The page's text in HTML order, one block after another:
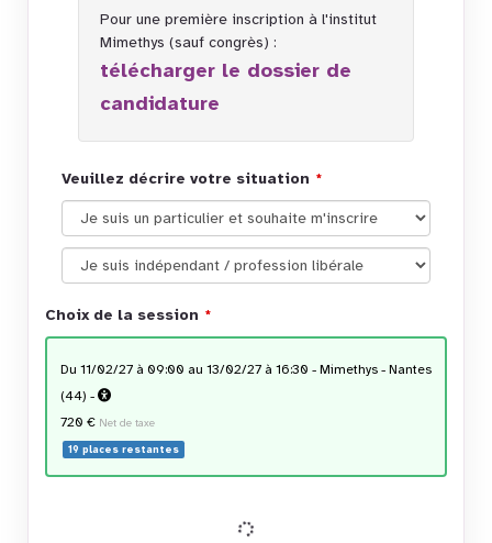
Pour une première inscription à l'institut
Mimethys (sauf congrès) :
télécharger le dossier de
candidature
Veuillez décrire votre situation
Choix de la session
du 11/02/27 à 09:00 au 13/02/27 à 16:30 - Mimethys - Nantes
(44) -
720 € Net de taxe
19 places restantes